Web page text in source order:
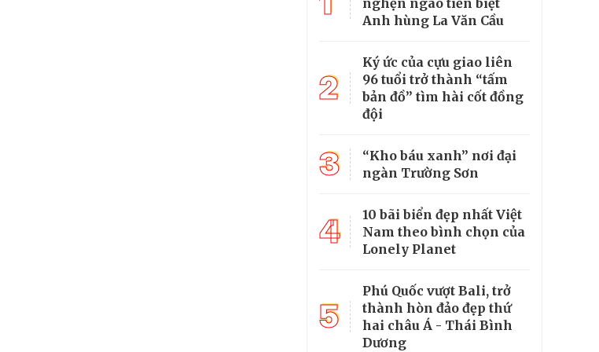
nghẹn ngào tiễn biệt
Anh hùng La Văn Cầu
2
Ký ức của cựu giao liên
96 tuổi trở thành “tấm
bản đồ” tìm hài cốt đồng
đội
3
“Kho báu xanh” nơi đại
ngàn Trường Sơn
4
10 bãi biển đẹp nhất Việt
Nam theo bình chọn của
Lonely Planet
5
Phú Quốc vượt Bali, trở
thành hòn đảo đẹp thứ
hai châu Á - Thái Bình
Dương